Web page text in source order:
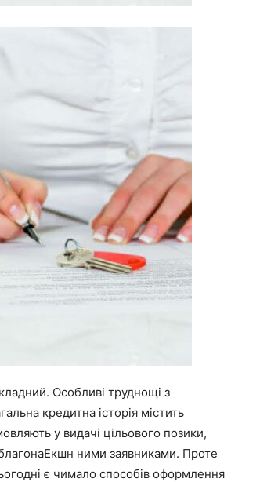
Особливі труднощі з
кредитна історія містить
у видачі цільового позики,
ними заявниками. Проте
є чимало способів оформлення